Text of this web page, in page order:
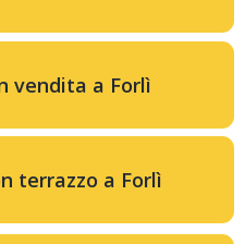
vendita a Forlì
terrazzo a Forlì